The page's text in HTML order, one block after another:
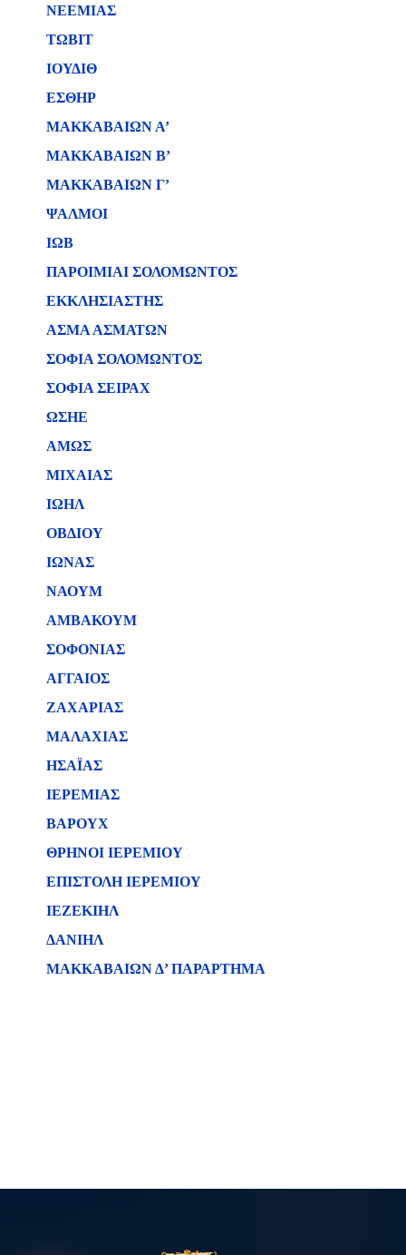
ΝΕΕΜΙΑΣ
ΤΩΒΙΤ
ΙΟΥΔΙΘ
ΕΣΘΗΡ
ΜΑΚΚΑΒΑΙΩΝ Α’
ΜΑΚΚΑΒΑΙΩΝ Β’
ΜΑΚΚΑΒΑΙΩΝ Γ’
ΨΑΛΜΟΙ
ΙΩΒ
ΠΑΡΟΙΜΙΑΙ ΣΟΛΟΜΩΝΤΟΣ
ΕΚΚΛΗΣΙΑΣΤΗΣ
ΑΣΜΑ ΑΣΜΑΤΩΝ
ΣΟΦΙΑ ΣΟΛΟΜΩΝΤΟΣ
ΣΟΦΙΑ ΣΕΙΡΑΧ
ΩΣΗΕ
ΑΜΩΣ
ΜΙΧΑΙΑΣ
ΙΩΗΛ
ΟΒΔΙΟΥ
ΙΩΝΑΣ
ΝΑΟΥΜ
ΑΜΒΑΚΟΥΜ
ΣΟΦΟΝΙΑΣ
ΑΓΓΑΙΟΣ
ΖΑΧΑΡΙΑΣ
ΜΑΛΑΧΙΑΣ
ΗΣΑΪΑΣ
ΙΕΡΕΜΙΑΣ
ΒΑΡΟΥΧ
ΘΡΗΝΟΙ ΙΕΡΕΜΙΟΥ
ΕΠΙΣΤΟΛΗ ΙΕΡΕΜΙΟΥ
ΙΕΖΕΚΙΗΛ
ΔΑΝΙΗΛ
ΜΑΚΚΑΒΑΙΩΝ Δ’ ΠΑΡΑΡΤΗΜΑ